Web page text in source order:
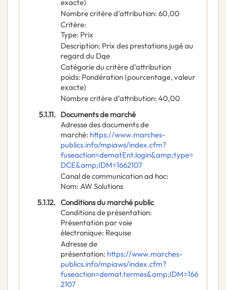
exacte)
Nombre critère d’attribution: 60,00
Critère:
Type: Prix
Description: Prix des prestations jugé au
regard du Dqe
Catégorie du critère d’attribution
poids: Pondération (pourcentage, valeur
exacte)
Nombre critère d’attribution: 40,00
5.1.11. Documents de marché
Adresse des documents de
marché: https://www.marches-
publics.info/mpiaws/index.cfm?
fuseaction=dematEnt.login&amp;type=
DCE&amp;IDM=1662107
Canal de communication ad hoc:
Nom: AW Solutions
5.1.12. Conditions du marché public
Conditions de présentation:
Présentation par voie
électronique: Requise
Adresse de
présentation: https://www.marches-
publics.info/mpiaws/index.cfm?
fuseaction=demat.termes&amp;IDM=166
2107